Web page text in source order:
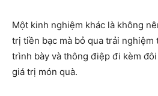
Một kinh nghiệm khác là không
trị tiền bạc mà bỏ qua trải nghiệm
trình bày và thông điệp đi kèm
giá trị món quà.